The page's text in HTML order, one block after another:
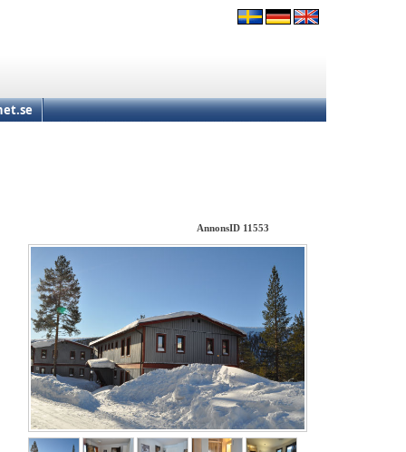
AnnonsID 11553